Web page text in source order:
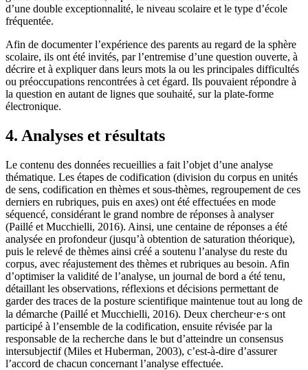
d’une double exceptionnalité, le niveau scolaire et le type d’école
fréquentée.
Afin de documenter l’expérience des parents au regard de la sphère
scolaire, ils ont été invités, par l’entremise d’une question ouverte, à
décrire et à expliquer dans leurs mots la ou les principales difficultés
ou préoccupations rencontrées à cet égard. Ils pouvaient répondre à
la question en autant de lignes que souhaité, sur la plate-forme
électronique.
4. Analyses et résultats
Le contenu des données recueillies a fait l’objet d’une analyse
thématique. Les étapes de codification (division du corpus en unités
de sens, codification en thèmes et sous-thèmes, regroupement de ces
derniers en rubriques, puis en axes) ont été effectuées en mode
séquencé, considérant le grand nombre de réponses à analyser
(Paillé et Mucchielli, 2016). Ainsi, une centaine de réponses a été
analysée en profondeur (jusqu’à obtention de saturation théorique),
puis le relevé de thèmes ainsi créé a soutenu l’analyse du reste du
corpus, avec réajustement des thèmes et rubriques au besoin. Afin
d’optimiser la validité de l’analyse, un journal de bord a été tenu,
détaillant les observations, réflexions et décisions permettant de
garder des traces de la posture scientifique maintenue tout au long de
la démarche (Paillé et Mucchielli, 2016). Deux chercheur⋅e⋅s ont
participé à l’ensemble de la codification, ensuite révisée par la
responsable de la recherche dans le but d’atteindre un consensus
intersubjectif (Miles et Huberman, 2003), c’est-à-dire d’assurer
l’accord de chacun concernant l’analyse effectuée.